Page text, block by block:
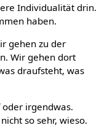
Individualität drin.
haben.
gehen zu der
Wir gehen dort
draufsteht, was
irgendwas.
so sehr, wieso.